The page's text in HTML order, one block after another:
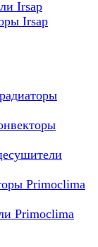
Irsap
Irsap
Primoclima
Primoclima